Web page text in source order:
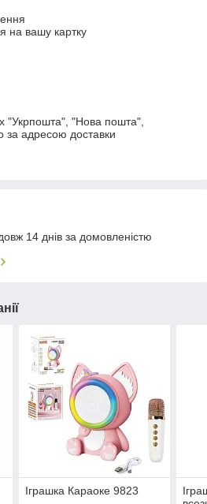
на вашу картку
"Укрпошта", "Нова пошта",
за адресою доставки
14 днів за домовленістю
Іграшка Караоке 9823